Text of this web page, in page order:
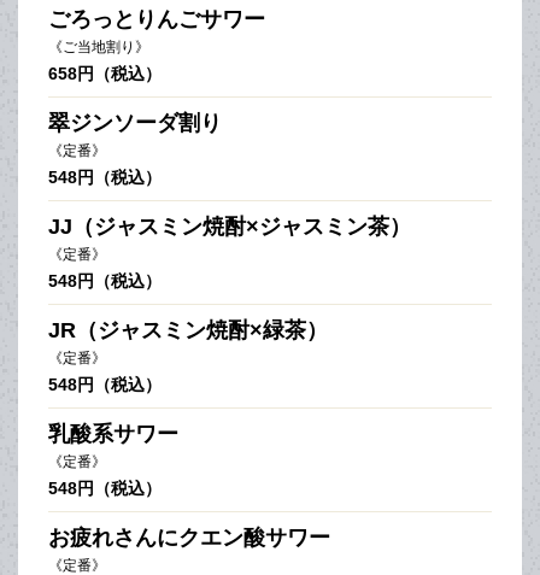
ごろっとりんごサワー
《ご当地割り》
658円（税込）
翠ジンソーダ割り
《定番》
548円（税込）
JJ（ジャスミン焼酎×ジャスミン茶）
《定番》
548円（税込）
JR（ジャスミン焼酎×緑茶）
《定番》
548円（税込）
乳酸系サワー
《定番》
548円（税込）
お疲れさんにクエン酸サワー
《定番》